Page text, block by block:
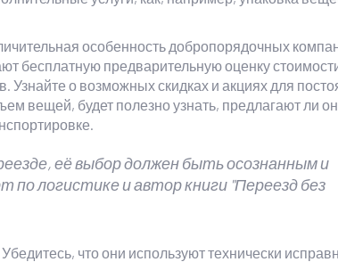
особенность добропорядочных
бесплатную предварительную оценку
Узнайте о возможных скидках и акциях для
вещей, будет полезно узнать, предлагают ли
её выбор должен быть осознанным и
логистике и автор книги "Переезд без
что они используют технически